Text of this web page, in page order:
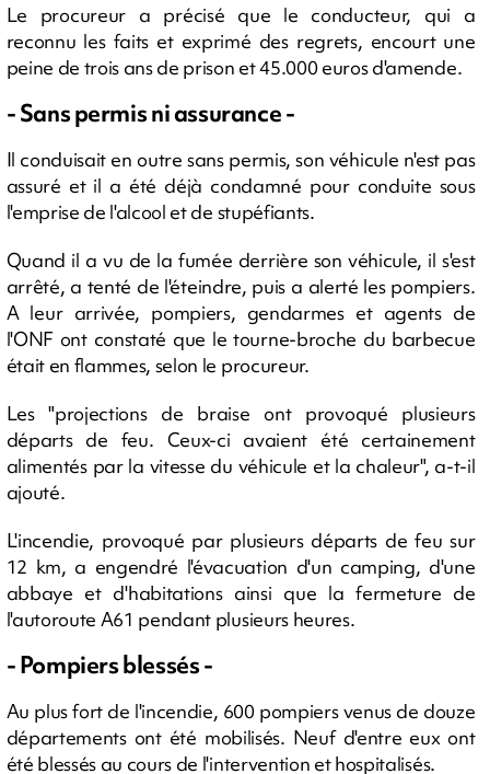
Le procureur a précisé que le conducteur, qui a
reconnu les faits et exprimé des regrets, encourt une
peine de trois ans de prison et 45.000 euros d'amende.
- Sans permis ni assurance -
Il conduisait en outre sans permis, son véhicule n'est pas
assuré et il a été déjà condamné pour conduite sous
l'emprise de l'alcool et de stupéfiants.
Quand il a vu de la fumée derrière son véhicule, il s'est
arrêté, a tenté de l'éteindre, puis a alerté les pompiers.
A leur arrivée, pompiers, gendarmes et agents de
l'ONF ont constaté que le tourne-broche du barbecue
était en flammes, selon le procureur.
Les "projections de braise ont provoqué plusieurs
départs de feu. Ceux-ci avaient été certainement
alimentés par la vitesse du véhicule et la chaleur", a-t-il
ajouté.
L'incendie, provoqué par plusieurs départs de feu sur
12 km, a engendré l'évacuation d'un camping, d'une
abbaye et d'habitations ainsi que la fermeture de
l'autoroute A61 pendant plusieurs heures.
- Pompiers blessés -
Au plus fort de l'incendie, 600 pompiers venus de douze
départements ont été mobilisés. Neuf d'entre eux ont
été blessés au cours de l'intervention et hospitalisés.